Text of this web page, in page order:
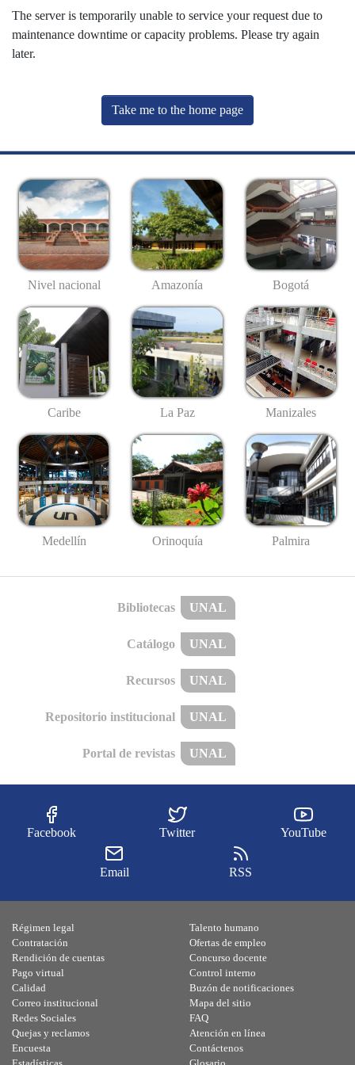
The server is temporarily unable to service your request due to
maintenance downtime or capacity problems. Please try again
later.
Take me to the home page
Nivel nacional Amazonía Bogotá
Caribe La Paz Manizales
Medellín Orinoquía Palmira
Bibliotecas UNAL
Catálogo UNAL
Recursos UNAL
Repositorio institucional UNAL
Portal de revistas UNAL
Facebook Twitter YouTube
Email RSS
Régimen legal
Contratación
Rendición de cuentas
Pago virtual
Calidad
Talento humano
Ofertas de empleo
Concurso docente
Control interno
Buzón de notificaciones
Correo institucional
Redes Sociales
Quejas y reclamos
Encuesta
Mapa del sitio
FAQ
Atención en línea
Contáctenos